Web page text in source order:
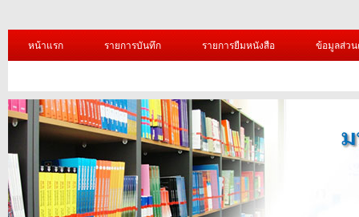
หน้าแรก รายการบันทึก รายการยืมหนังสือ ข้อมูลส่ว